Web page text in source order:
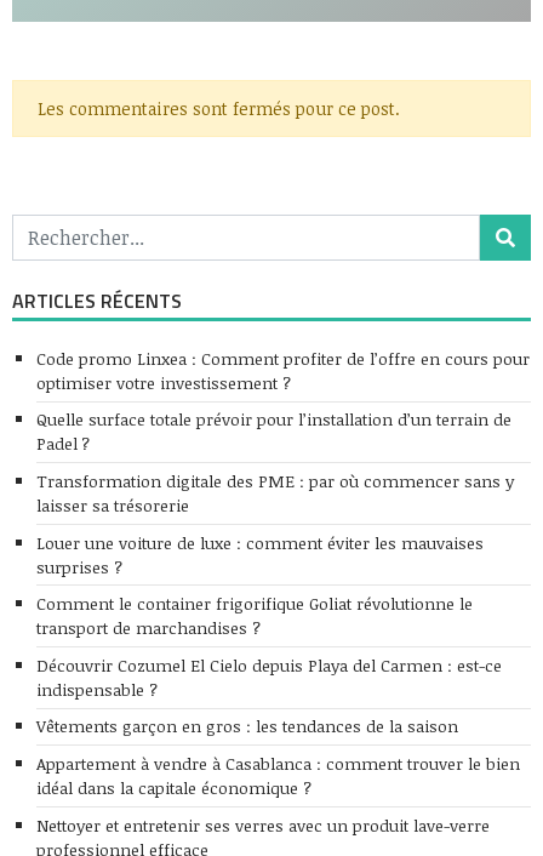
Les commentaires sont fermés pour ce post.
ARTICLES RÉCENTS
Code promo Linxea : Comment profiter de l’offre en cours pour
optimiser votre investissement ?
Quelle surface totale prévoir pour l’installation d’un terrain de
Padel ?
Transformation digitale des PME : par où commencer sans y
laisser sa trésorerie
Louer une voiture de luxe : comment éviter les mauvaises
surprises ?
Comment le container frigorifique Goliat révolutionne le
transport de marchandises ?
Découvrir Cozumel El Cielo depuis Playa del Carmen : est-ce
indispensable ?
Vêtements garçon en gros : les tendances de la saison
Appartement à vendre à Casablanca : comment trouver le bien
idéal dans la capitale économique ?
Nettoyer et entretenir ses verres avec un produit lave-verre
professionnel efficace